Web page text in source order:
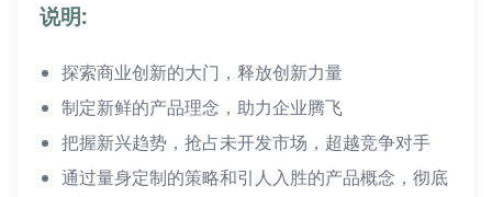
说明:
探索商业创新的大门，释放创新力量
制定新鲜的产品理念，助力企业腾飞
把握新兴趋势，抢占未开发市场，超越竞争对手
通过量身定制的策略和引人入胜的产品概念，彻底